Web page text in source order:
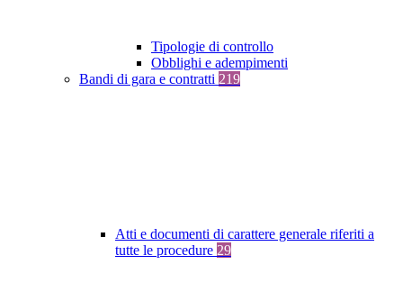
Tipologie di controllo
Obblighi e adempimenti
Bandi di gara e contratti 219
Atti e documenti di carattere generale riferiti a
tutte le procedure 29